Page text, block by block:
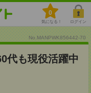
0
気になる！ ログイン
No.MANPWK856442-70
代も現役活躍中